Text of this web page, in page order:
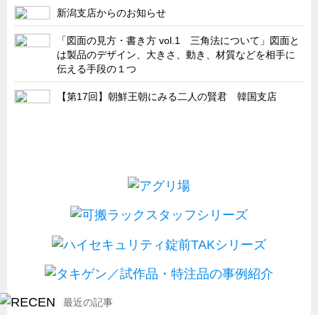
新潟支店からのお知らせ
「図面の見方・書き方 vol.1 三角法について」図面と
は製品のデザイン、大きさ、動き、材質などを相手に
伝える手段の１つ
【第17回】朝鮮王朝にみる二人の賢君 韓国支店
最近の記事